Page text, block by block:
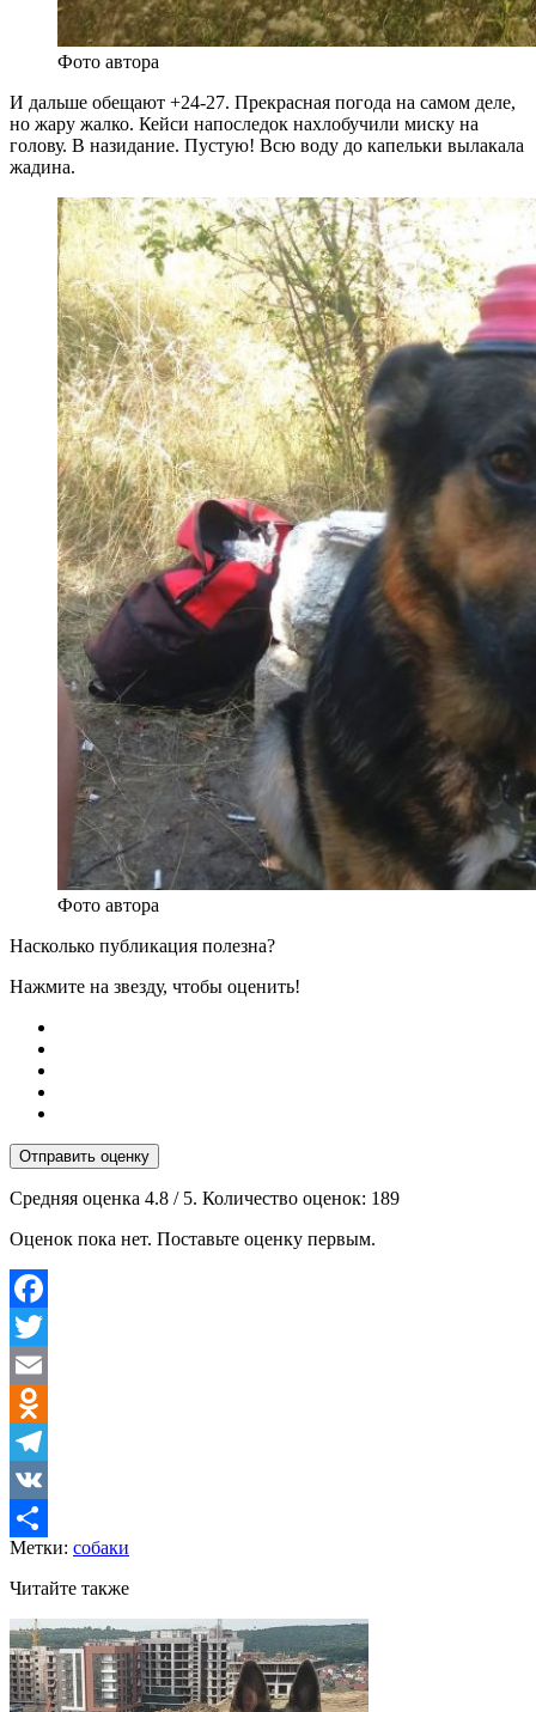
Фото автора
И дальше обещают +24-27. Прекрасная погода на самом деле,
но жару жалко. Кейси напоследок нахлобучили миску на
голову. В назидание. Пустую! Всю воду до капельки вылакала
жадина.
Фото автора
Насколько публикация полезна?
Нажмите на звезду, чтобы оценить!
Отправить оценку
Средняя оценка 4.8 / 5. Количество оценок: 189
Оценок пока нет. Поставьте оценку первым.
Facebook
Twitter
Email
Odnoklassniki
Telegram
VK
Отправить
Метки: собаки
Читайте также